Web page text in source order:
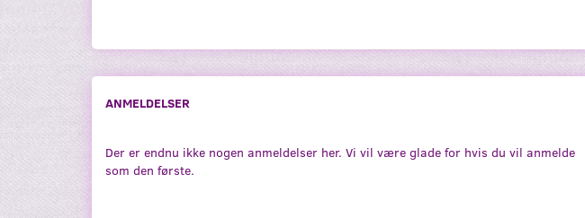
ANMELDELSER
Der er endnu ikke nogen anmeldelser her. Vi vil være glade for hvis du vil anmelde
som den første.